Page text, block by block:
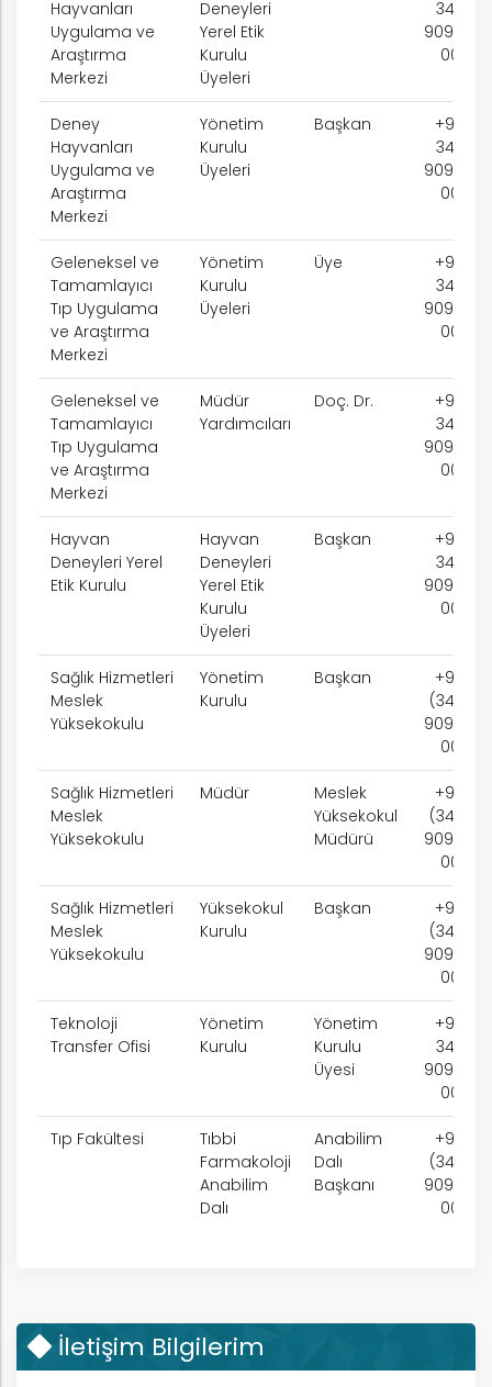
Hayvanları
Uygulama ve
Araştırma
Merkezi
Deneyleri
Yerel Etik
Kurulu
Üyeleri
342
909 75
00
Deney
Hayvanları
Uygulama ve
Araştırma
Merkezi
Yönetim
Kurulu
Üyeleri
Başkan
+90
342
909 75
00
Geleneksel ve
Tamamlayıcı
Tıp Uygulama
ve Araştırma
Merkezi
Yönetim
Kurulu
Üyeleri
Üye
+90
342
909 75
00
Geleneksel ve
Tamamlayıcı
Tıp Uygulama
ve Araştırma
Merkezi
Müdür
Yardımcıları
Doç. Dr.
+90
342
909 75
00
Hayvan
Deneyleri Yerel
Etik Kurulu
Hayvan
Deneyleri
Yerel Etik
Kurulu
Üyeleri
Başkan
+90
342
909 75
00
Sağlık Hizmetleri
Meslek
Yüksekokulu
Yönetim
Kurulu
Başkan
+90
(342)
909 75
00
Sağlık Hizmetleri
Meslek
Yüksekokulu
Müdür
Meslek
Yüksekokul
Müdürü
+90
(342)
909 75
00
Sağlık Hizmetleri
Meslek
Yüksekokulu
Yüksekokul
Kurulu
Başkan
+90
(342)
909 75
00
Teknoloji
Transfer Ofisi
Yönetim
Kurulu
Yönetim
Kurulu
Üyesi
+90
342
909 75
00
Tıp Fakültesi
Tıbbi
Farmakoloji
Anabilim
Dalı
Anabilim
Dalı
Başkanı
+90
(342)
909 75
00
İletişim Bilgilerim